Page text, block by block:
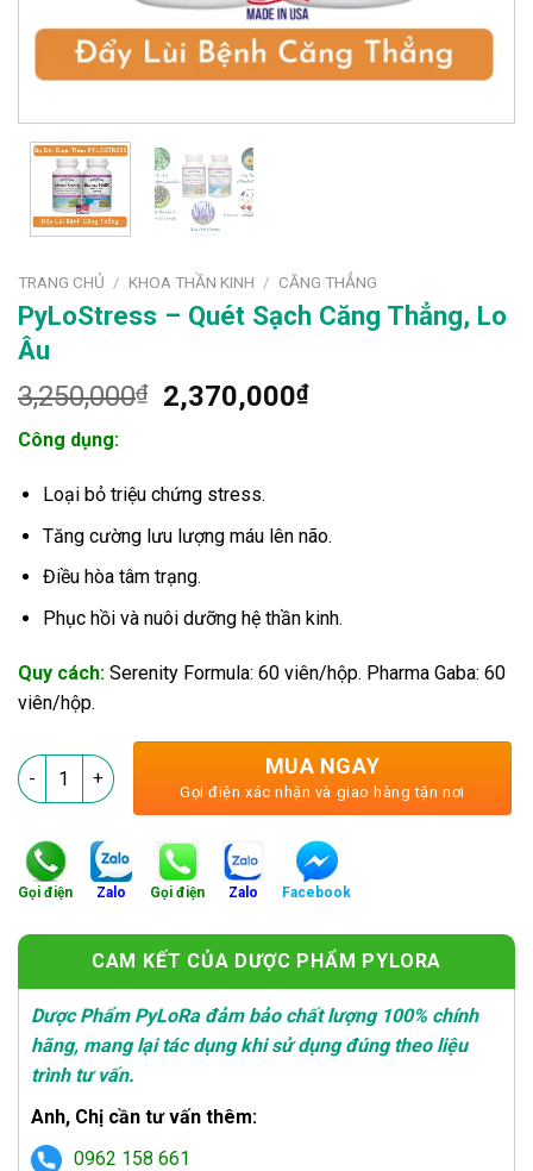
TRANG CHỦ / KHOA THẦN KINH / CĂNG THẲNG
PyLoStress – Quét Sạch Căng Thẳng, Lo
Âu
3,250,000₫
Giá
3,250,000₫.
2,370,000₫Giá
Công dụng:
Loại bỏ triệu chứng stress.
Tăng cường lưu lượng máu lên não.
Điều hòa tâm trạng.
Phục hồi và nuôi dưỡng hệ thần kinh.
Quy cách: Serenity Formula: 60 viên/hộp. Pharma Gaba: 60
viên/hộp.
PyLoStress - Quét Sạch Căng Thẳng, Lo Âu số lượng
MUA NGAY
Gọi điện xác nhận và giao hàng tận nơi
Gọi điện Zalo Gọi điện Zalo Facebook
CAM KẾT CỦA DƯỢC PHẨM PYLORA
Dược Phẩm PyLoRa đảm bảo chất lượng 100% chính
hãng, mang lại tác dụng khi sử dụng đúng theo liệu
trình tư vấn.
Anh, Chị cần tư vấn thêm:
0962 158 661